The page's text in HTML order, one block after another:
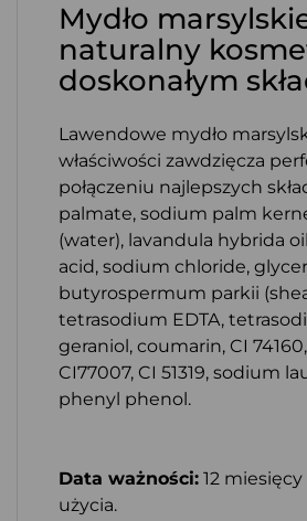
Mydło
naturalny
doskonałym
Lawendowe mydło
właściwości zawdzięcza
połączeniu najlepszych
palmate, sodium palm
(water), lavandula hybrida
acid, sodium chloride,
butyrospermum parkii
tetrasodium EDTA,
geraniol, coumarin, CI 74160,
CI77007, CI 51319, sodium
phenyl phenol.
Data ważności: 12
użycia.